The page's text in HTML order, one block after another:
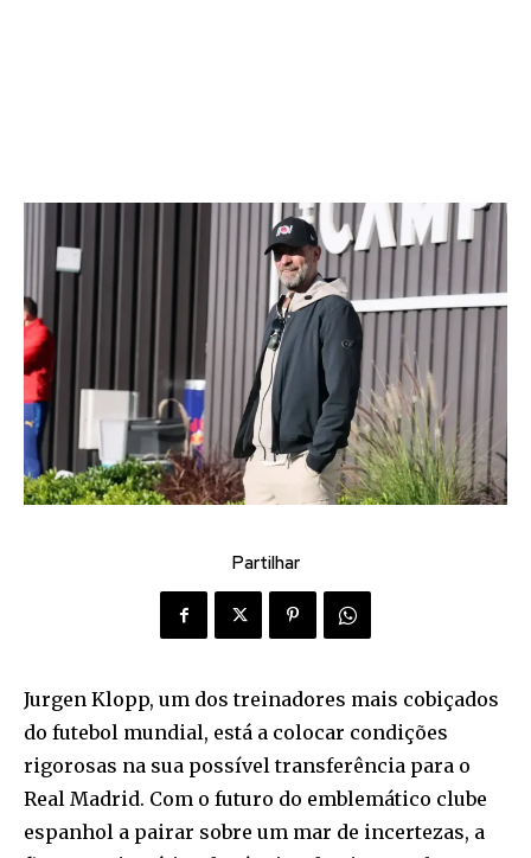
Partilhar
Jurgen Klopp, um dos treinadores mais cobiçados
do futebol mundial, está a colocar condições
rigorosas na sua possível transferência para o
Real Madrid. Com o futuro do emblemático clube
espanhol a pairar sobre um mar de incertezas, a